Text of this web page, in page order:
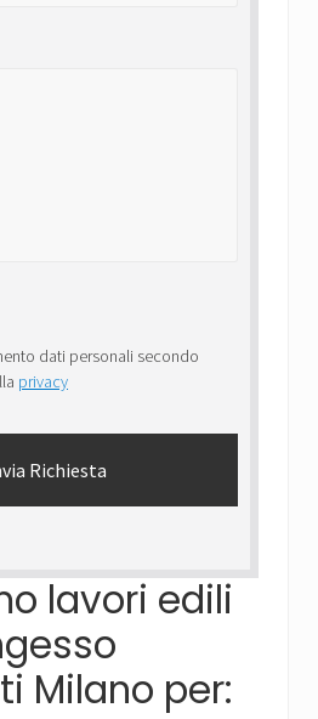
dati personali secondo
privacy
lavori edili
Milano per: